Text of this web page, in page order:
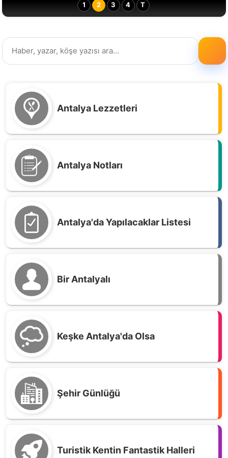
1
2 3 4 T
Antalya Lezzetleri
Antalya Notları
Antalya'da Yapılacaklar Listesi
Bir Antalyalı
Keşke Antalya'da Olsa
Şehir Günlüğü
Turistik Kentin Fantastik Halleri